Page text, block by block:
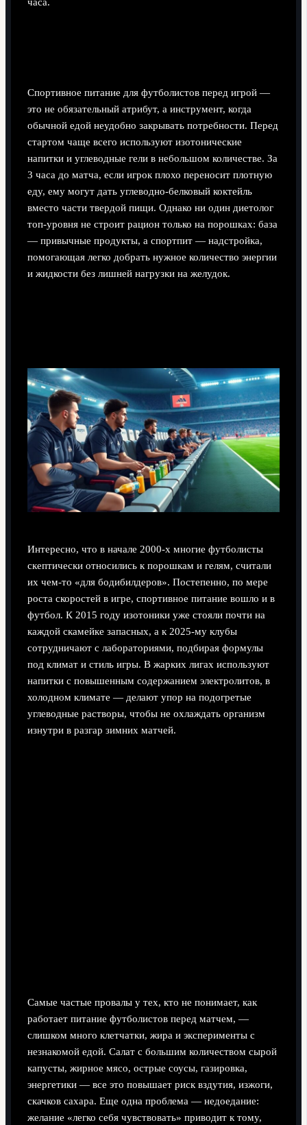
Спортивное питание для футболистов перед игрой —
это не обязательный атрибут, а инструмент, когда
обычной едой неудобно закрывать потребности. Перед
стартом чаще всего используют изотонические
напитки и углеводные гели в небольшом количестве. За
3 часа до матча, если игрок плохо переносит плотную
еду, ему могут дать углеводно‑белковый коктейль
вместо части твердой пищи. Однако ни один диетолог
топ‑уровня не строит рацион только на порошках: база
— привычные продукты, а спортпит — надстройка,
помогающая легко добрать нужное количество энергии
и жидкости без лишней нагрузки на желудок.
Интересно, что в начале 2000‑х многие футболисты
скептически относились к порошкам и гелям, считали
их чем‑то «для бодибилдеров». Постепенно, по мере
роста скоростей в игре, спортивное питание вошло и в
футбол. К 2015 году изотоники уже стояли почти на
каждой скамейке запасных, а к 2025‑му клубы
сотрудничают с лабораториями, подбирая формулы
под климат и стиль игры. В жарких лигах используют
напитки с повышенным содержанием электролитов, в
холодном климате — делают упор на подогретые
углеводные растворы, чтобы не охлаждать организм
изнутри в разгар зимних матчей.
Самые частые провалы у тех, кто не понимает, как
работает питание футболистов перед матчем, —
слишком много клетчатки, жира и эксперименты с
незнакомой едой. Салат с большим количеством сырой
капусты, жирное мясо, острые соусы, газировка,
энергетики — все это повышает риск вздутия, изжоги,
скачков сахара. Еще одна проблема — недоедание:
желание «легко себя чувствовать» приводит к тому,